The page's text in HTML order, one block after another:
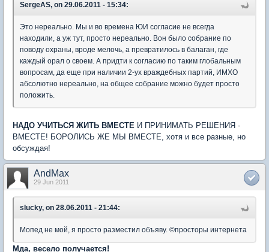
SergeAS, on 29.06.2011 - 15:34:
Это нереально. Мы и во времена ЮИ согласие не всегда
находили, а уж тут, просто нереально. Вон было собрание по
поводу охраны, вроде мелочь, а превратилось в балаган, где
каждый орал о своем. А придти к согласию по таким глобальным
вопросам, да еще при наличии 2-ух враждебных партий, ИМХО
абсолютно нереально, на общее собрание можно будет просто
положить.
НАДО УЧИТЬСЯ ЖИТЬ ВМЕСТЕ И ПРИНИМАТЬ РЕШЕНИЯ -
ВМЕСТЕ! БОРОЛИСЬ ЖЕ МЫ ВМЕСТЕ, хотя и все разные, но
обсуждая!
AndMax
29 Jun 2011
slucky, on 28.06.2011 - 21:44:
Мопед не мой, я просто разместил объяву. ©просторы интернета
Мда, весело получается!